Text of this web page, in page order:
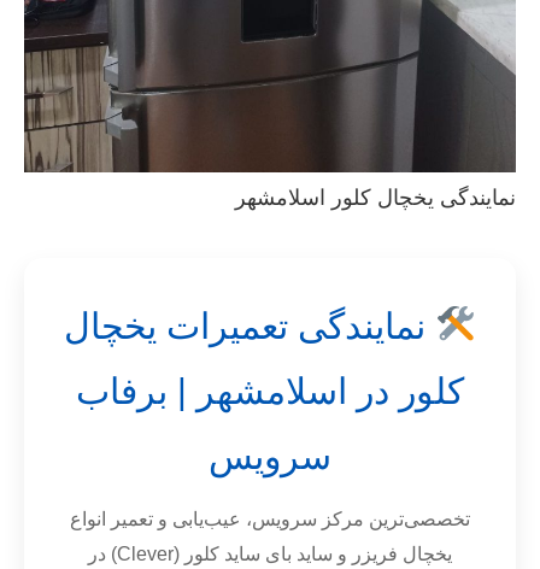
نمایندگی یخچال کلور اسلامشهر
نمایندگی تعمیرات یخچال
کلور در اسلامشهر | برفاب
سرویس
تخصصی‌ترین مرکز سرویس، عیب‌یابی و تعمیر انواع
یخچال فریزر و ساید بای ساید کلور (Clever) در